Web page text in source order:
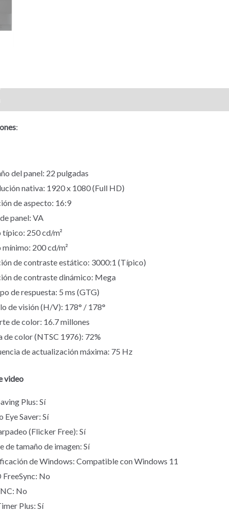
:
del panel: 22 pulgadas
nativa: 1920 x 1080 (Full HD)
de aspecto: 16:9
panel: VA
típico: 250 cd/m²
200 cd/m²
de contraste estático: 3000:1 (Típico)
de contraste dinámico: Mega
de respuesta: 5 ms (GTG)
de visión (H/V): 178° / 178°
de color: 16.7 millones
de color (NTSC 1976): 72%
de actualización máxima: 75 Hz
video
Plus: Sí
Eye Saver: Sí
(Flicker Free): Sí
de tamaño de imagen: Sí
de Windows: Compatible con Windows 11
No
No
Plus: Sí